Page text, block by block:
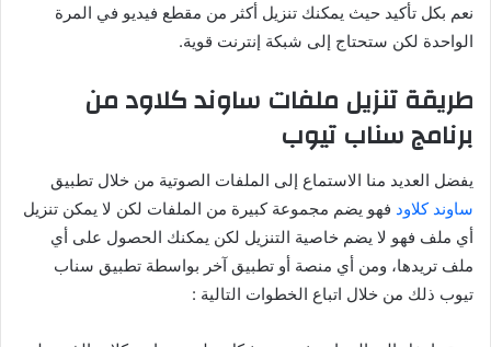
نعم بكل تأكيد حيث يمكنك تنزيل أكثر من مقطع فيديو في المرة
الواحدة لكن ستحتاج إلى شبكة إنترنت قوية.
طريقة تنزيل ملفات ساوند كلاود من
برنامج سناب تيوب
يفضل العديد منا الاستماع إلى الملفات الصوتية من خلال تطبيق
ساوند كلاود فهو يضم مجموعة كبيرة من الملفات لكن لا يمكن تنزيل
أي ملف فهو لا يضم خاصية التنزيل لكن يمكنك الحصول على أي
ملف تريدها، ومن أي منصة أو تطبيق آخر بواسطة تطبيق سناب
تيوب ذلك من خلال اتباع الخطوات التالية :